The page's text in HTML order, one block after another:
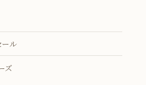
ル
ズ